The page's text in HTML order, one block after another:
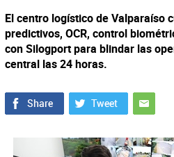
El centro logístico de Valparaíso
predictivos, OCR, control
con Silogport para blindar las
central las 24 horas.